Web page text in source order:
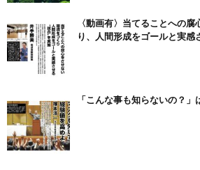
〈動画有〉当てることへの
り、人間形成をゴールと実感
「こんな事も知らないの？」